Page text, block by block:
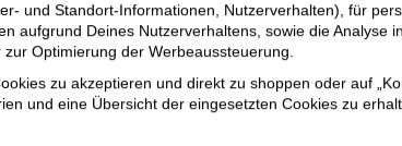
Vielseitig
Entspannter
Atmungsaktiv
und Standort-Informationen, Nutzerverhalten), für
aufgrund Deines Nutzerverhaltens, sowie die Analyse
Optimierung der Werbeaussteuerung.
zu akzeptieren und direkt zu shoppen oder auf
und eine Übersicht der eingesetzten Cookies zu